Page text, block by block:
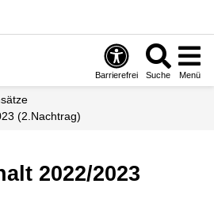
Barrierefrei Suche Menü
(2.Nachtrag)
2022/2023